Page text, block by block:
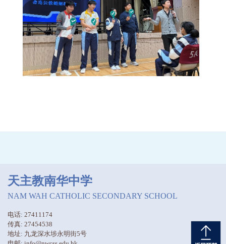
天主教南华中学
NAM WAH CATHOLIC SECONDARY SCHOOL
电话: 27411174
传真: 27454538
地址: 九龙深水埗永明街5号